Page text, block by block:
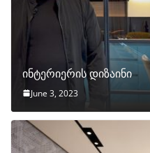
ინტერიერის დიზაინი
June 3, 2023